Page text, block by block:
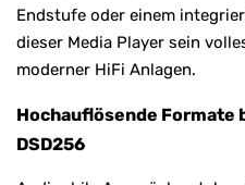
Endstufe oder einem
dieser Media Player sein
moderner HiFi Anlagen.
Hochauflösende Formate
DSD256